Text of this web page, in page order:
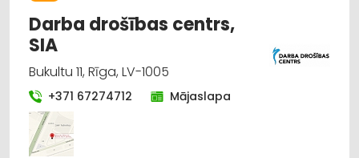
Darba drošības centrs,
SIA
Bukultu 11, Rīga, LV-1005
+371 67274712 Mājaslapa